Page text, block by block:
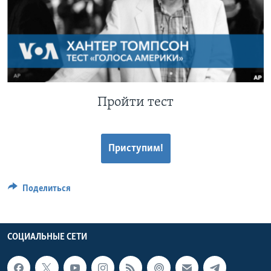
Learning English
СОЦИАЛЬНЫЕ СЕТИ
Пройти тест
Приступим!
Поделиться
СОЦИАЛЬНЫЕ СЕТИ